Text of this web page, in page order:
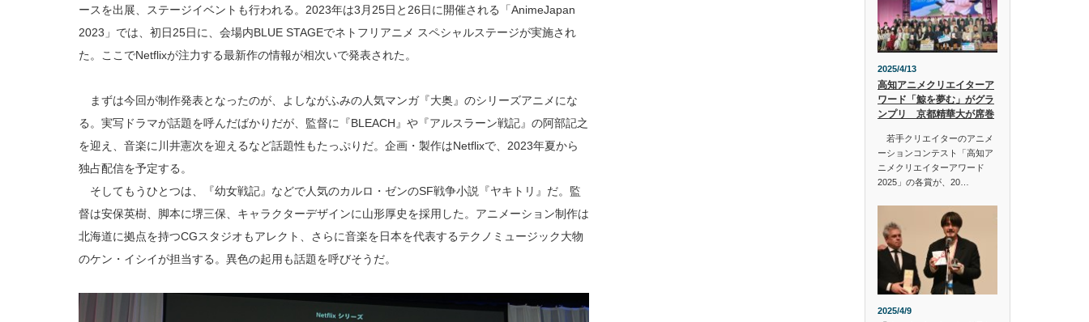
ースを出展、ステージイベントも行われる。2023年は3月25日と26日に開催される「AnimeJapan
2023」では、初日25日に、会場内BLUE STAGEでネトフリアニメ スペシャルステージが実施され
た。ここでNetflixが注力する最新作の情報が相次いで発表された。
まずは今回が制作発表となったのが、よしながふみの人気マンガ『大奥』のシリーズアニメにな
る。実写ドラマが話題を呼んだばかりだが、監督に『BLEACH』や『アルスラーン戦記』の阿部記之
を迎え、音楽に川井憲次を迎えるなど話題性もたっぷりだ。企画・製作はNetflixで、2023年夏から
独占配信を予定する。
そしてもうひとつは、『幼女戦記』などで人気のカルロ・ゼンのSF戦争小説『ヤキトリ』だ。監
督は安保英樹、脚本に堺三保、キャラクターデザインに山形厚史を採用した。アニメーション制作は
北海道に拠点を持つCGスタジオもアレクト、さらに音楽を日本を代表するテクノミュージック大物
のケン・イシイが担当する。異色の起用も話題を呼びそうだ。
2025/4/13
高知アニメクリエイターア
ワード「鯨を夢む」がグラ
ンプリ 京都精華大が席巻
若手クリエイターのアニメ
ーションコンテスト「高知ア
ニメクリエイターアワード
2025」の各賞が、20…
2025/4/9